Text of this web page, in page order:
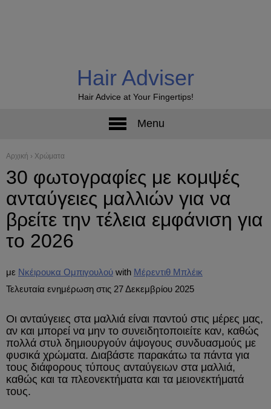
Hair Adviser
Hair Advice at Your Fingertips!
Menu
Αρχική › Χρώματα
30 φωτογραφίες με κομψές
ανταύγειες μαλλιών για να
βρείτε την τέλεια εμφάνιση για
το 2026
με Νκέιρουκα Ομπιγουλού
Μέρεντιθ Μπλέικ
Τελευταία ενημέρωση στις 27 Δεκεμβρίου 2025
Οι ανταύγειες στα μαλλιά είναι παντού στις μέρες μας,
αν και μπορεί να μην το συνειδητοποιείτε καν, καθώς
πολλά στυλ δημιουργούν άψογους συνδυασμούς με
φυσικά χρώματα. Διαβάστε παρακάτω τα πάντα για
τους διάφορους τύπους ανταύγειων στα μαλλιά,
καθώς και τα πλεονεκτήματα και τα μειονεκτήματά
τους.